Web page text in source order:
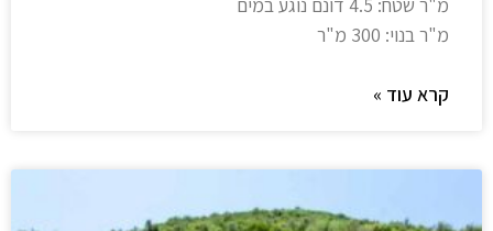
מ"ר בנוי: 300 מ"ר
קרא עוד »